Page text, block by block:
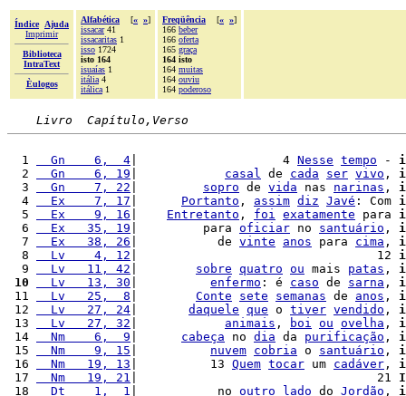
Índice
Ajuda
Imprimir
Biblioteca
IntraText
Èulogos
Alfabética [« »]
issacar41
issacaritas 1
isso 1724
isto 164
isuaías 1
itália 4
itálica 1
Freqüência [« »]
166 beber
166 oferta
165 graça
164 isto
164 muitas
164 ouviu
164 poderoso
Livro  Capítulo,Verso
  1
  Gn    6,  4
|                    4 Nesse tempo -
  2
  Gn    6, 19
casal de cada ser vivo ,
  3
  Gn    7, 22
sopro de vida nas narinas ,
  4
  Ex    7, 17
Portanto , assim diz Javé : Com
  5
  Ex    9, 16
Entretanto , foi exatamente para
  6
  Ex   35, 19
|         para oficiar no santuário ,
  7
  Ex   38, 26
|           de vinte anos para cima ,
  8
  Lv    4, 12
|                                 12
  9
  Lv   11, 42
sobre quatro ou mais patas ,
10
  Lv   13, 30
enfermo : é caso de sarna ,
11
  Lv   25,  8
Conte sete semanas de anos ,
12
  Lv   27, 24
daquele que o tiver vendido ,
13
  Lv   27, 32
animais , boi ou ovelha ,
14
  Nm    6,  9
cabeça no dia da purificação ,
15
  Nm    9, 15
nuvem cobria o santuário ,
16
  Nm   19, 13
|          13 Quem tocar um cadáver ,
17
  Nm   19, 21
|                                 21
18
  Dt    1,  1
|           no outro lado do Jordão ,